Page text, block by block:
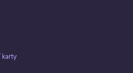
karty